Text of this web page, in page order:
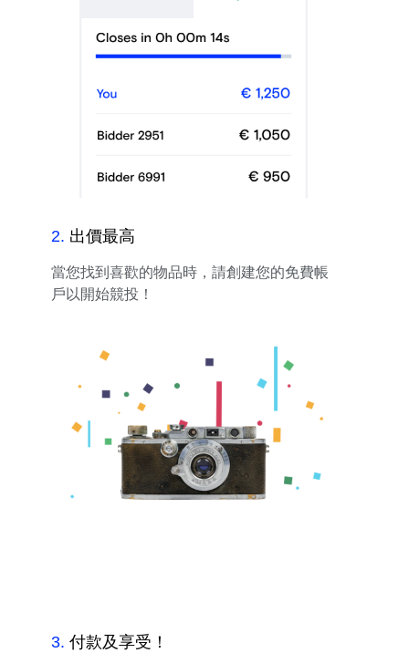
2. 出價最高
當您找到喜歡的物品時，請創建您的免費帳
戶以開始競投！
3. 付款及享受！